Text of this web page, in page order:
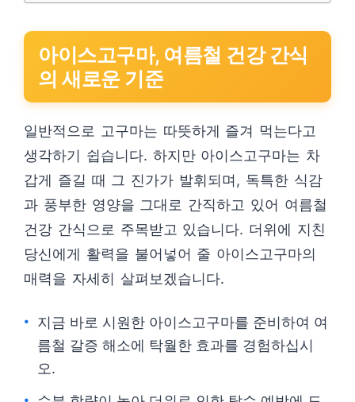
아이스고구마, 여름철 건강 간식
의 새로운 기준
일반적으로 고구마는 따뜻하게 즐겨 먹는다고
생각하기 쉽습니다. 하지만 아이스고구마는 차
갑게 즐길 때 그 진가가 발휘되며, 독특한 식감
과 풍부한 영양을 그대로 간직하고 있어 여름철
건강 간식으로 주목받고 있습니다. 더위에 지친
당신에게 활력을 불어넣어 줄 아이스고구마의
매력을 자세히 살펴보겠습니다.
지금 바로 시원한 아이스고구마를 준비하여 여
름철 갈증 해소에 탁월한 효과를 경험하십시
오.